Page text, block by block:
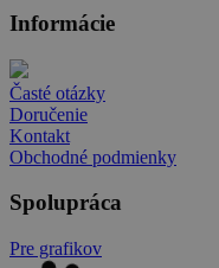
Informácie
Časté otázky
Doručenie
Kontakt
Obchodné podmienky
Spolupráca
Pre grafikov